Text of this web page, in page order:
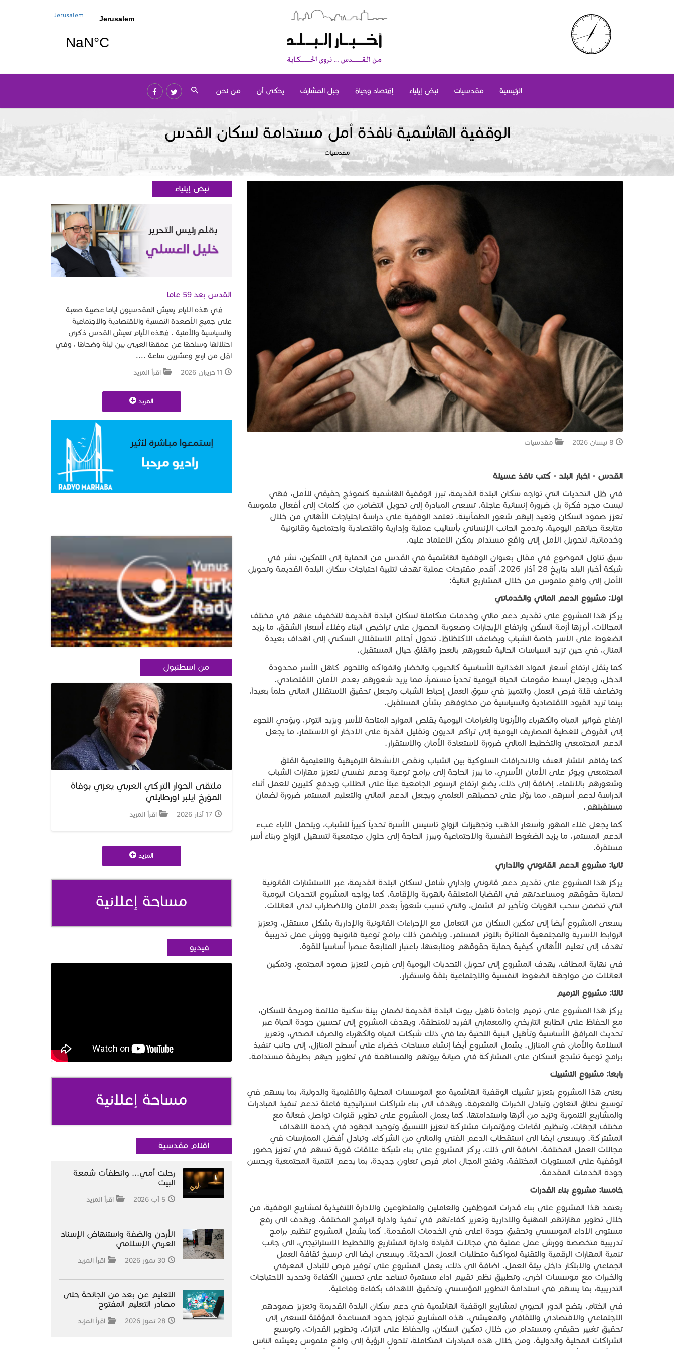
Jerusalem
الرئيسية مقدسيات نبض إيلياء إقتصاد وحياة جبل المشارف يحكى أن من نحن
الوقفية الهاشمية نافذة أمل مستدامة لسكان القدس
مقدسيات
8 نيسان 2026 مقدسيات
القدس - اخبار البلد - كتب نافذ عسيلة
في ظل التحديات التي تواجه سكان البلدة القديمة، تبرز الوقفية الهاشمية كنموذج حقيقي للأمل، فهي
ليست مجرد فكرة بل ضرورة إنسانية عاجلة. تسعى المبادرة إلى تحويل التضامن من كلمات إلى أفعال ملموسة
تعزز صمود السكان وتعيد إليهم شعور الطمأنينة. تعتمد الوقفية على دراسة احتياجات الأهالي من خلال
متابعة حياتهم اليومية، وتدمج الجانب الإنساني بأساليب عملية وإدارية واقتصادية واجتماعية وقانونية
وخدماتية، لتحويل الأمل إلى واقع مستدام يمكن الاعتماد عليه.
سبق تناول الموضوع في مقال بعنوان الوقفية الهاشمية في القدس من الحماية إلى التمكين، نشر في
شبكة أخبار البلد بتاريخ 28 آذار 2026. أقدم مقترحات عملية تهدف لتلبية احتياجات سكان البلدة القديمة وتحويل
الأمل إلى واقع ملموس من خلال المشاريع التالية:
اولا: مشروع الدعم المالي والخدماتي
يركز هذا المشروع على تقديم دعم مالي وخدمات متكاملة لسكان البلدة القديمة للتخفيف عنهم في مختلف
المجالات، أبرزها أزمة السكن وارتفاع الإيجارات وصعوبة الحصول على تراخيص البناء وغلاء أسعار الشقق، ما يزيد
الضغوط على الأسر خاصة الشباب ويضاعف الاكتظاظ. تتحول أحلام الاستقلال السكني إلى أهداف بعيدة
المنال، في حين تزيد السياسات الحالية شعورهم بالعجز والقلق حيال المستقبل.
كما يثقل ارتفاع أسعار المواد الغذائية الأساسية كالحبوب والخضار والفواكه واللحوم كاهل الأسر محدودة
الدخل، ويجعل أبسط مقومات الحياة اليومية تحدياً مستمراً، مما يزيد شعورهم بعدم الأمان الاقتصادي.
وتضاعف قلة فرص العمل والتمييز في سوق العمل إحباط الشباب وتجعل تحقيق الاستقلال المالي حلماً بعيداً،
بينما تزيد القيود الاقتصادية والسياسية من مخاوفهم بشأن المستقبل.
ارتفاع فواتير المياه والكهرباء والأرنونا والغرامات اليومية يقلص الموارد المتاحة للأسر ويزيد التوتر، ويؤدي اللجوء
إلى القروض لتغطية المصاريف اليومية إلى تراكم الديون وتقليل القدرة على الادخار أو الاستثمار، ما يجعل
الدعم المجتمعي والتخطيط المالي ضرورة لاستعادة الأمان والاستقرار.
كما يفاقم انتشار العنف والانحرافات السلوكية بين الشباب ونقص الأنشطة الترفيهية والتعليمية القلق
المجتمعي ويؤثر على الأمان الأسري، ما يبرز الحاجة إلى برامج توعية ودعم نفسي لتعزيز مهارات الشباب
وشعورهم بالانتماء. إضافة إلى ذلك، يضع ارتفاع الرسوم الجامعية عبئاً على الطلاب ويدفع كثيرين للعمل أثناء
الدراسة لدعم أسرهم، مما يؤثر على تحصيلهم العلمي ويجعل الدعم المالي والتعليم المستمر ضرورة لضمان
مستقبلهم.
كما يجعل غلاء المهور وأسعار الذهب وتجهيزات الزواج تأسيس الأسرة تحدياً كبيراً للشباب، ويتحمل الآباء عبء
الدعم المستمر، ما يزيد الضغوط النفسية والاجتماعية ويبرز الحاجة إلى حلول مجتمعية لتسهيل الزواج وبناء أسر
مستقرة.
ثانيا: مشروع الدعم القانوني والاداري
يركز هذا المشروع على تقديم دعم قانوني وإداري شامل لسكان البلدة القديمة، عبر الاستشارات القانونية
لحماية حقوقهم ومساعدتهم في القضايا المتعلقة بالهوية والإقامة. كما يواجه المشروع التحديات اليومية
التي تتضمن سحب الهويات وتأخير لم الشمل، والتي تسبب شعوراً بعدم الأمان والاضطراب لدى العائلات.
يسعى المشروع أيضاً إلى تمكين السكان من التعامل مع الإجراءات القانونية والإدارية بشكل مستقل، وتعزيز
الروابط الأسرية والمجتمعية المتأثرة بالتوتر المستمر. ويتضمن ذلك برامج توعية قانونية وورش عمل تدريبية
تهدف إلى تعليم الأهالي كيفية حماية حقوقهم ومتابعتها، باعتبار المتابعة عنصراً أساسياً للقوة.
في نهاية المطاف، يهدف المشروع إلى تحويل التحديات اليومية إلى فرص لتعزيز صمود المجتمع، وتمكين
العائلات من مواجهة الضغوط النفسية والاجتماعية بثقة واستقرار.
ثالثا: مشروع الترميم
يركز هذا المشروع على ترميم وإعادة تأهيل بيوت البلدة القديمة لضمان بيئة سكنية ملائمة ومريحة للسكان،
مع الحفاظ على الطابع التاريخي والمعماري الفريد للمنطقة. ويهدف المشروع إلى تحسين جودة الحياة عبر
تحديث المرافق الأساسية وتأهيل البنية التحتية بما في ذلك شبكات المياه والكهرباء والصرف الصحي، وتعزيز
السلامة والأمان في المنازل. يشمل المشروع أيضاً إنشاء مساحات خضراء على أسطح المنازل، إلى جانب تنفيذ
برامج توعية تشجع السكان على المشاركة في صيانة بيوتهم والمساهمة في تطوير حيهم بطريقة مستدامة.
رابعا: مشروع التشبيك
يعنى هذا المشروع بتعزيز تشبيك الوقفية الهاشمية مع المؤسسات المحلية والاقليمية والدولية، بما يسهم في
توسيع نطاق التعاون وتبادل الخبرات والمعرفة. ويهدف الى بناء شراكات استراتيجية فاعلة تدعم تنفيذ المبادرات
والمشاريع التنموية وتزيد من أثرها واستدامتها. كما يعمل المشروع على تطوير قنوات تواصل فعالة مع
مختلف الجهات، وتنظيم لقاءات ومؤتمرات مشتركة لتعزيز التنسيق وتوحيد الجهود في خدمة الاهداف
المشتركة. ويسعى ايضا الى استقطاب الدعم الفني والمالي من الشركاء، وتبادل أفضل الممارسات في
مجالات العمل المختلفة. اضافة الى ذلك، يركز المشروع على بناء شبكة علاقات قوية تسهم في تعزيز حضور
الوقفية على المستويات المختلفة، وتفتح المجال امام فرص تعاون جديدة، بما يدعم التنمية المجتمعية ويحسن
جودة الخدمات المقدمة.
خامسا: مشروع بناء القدرات
يعتمد هذا المشروع على بناء قدرات الموظفين والعاملين والمتطوعين والادارة التنفيذية لمشاريع الوقفية، من
خلال تطوير مهاراتهم المهنية والادارية وتعزيز كفاءتهم في تنفيذ وادارة البرامج المختلفة. ويهدف الى رفع
مستوى الاداء المؤسسي وتحقيق جودة اعلى في الخدمات المقدمة. كما يشمل المشروع تنظيم برامج
تدريبية متخصصة وورش عمل عملية في مجالات القيادة وادارة المشاريع والتخطيط الاستراتيجي، الى جانب
تنمية المهارات الرقمية والتقنية لمواكبة متطلبات العمل الحديثة. ويسعى ايضا الى ترسيخ ثقافة العمل
الجماعي والابتكار داخل بيئة العمل. اضافة الى ذلك، يعمل المشروع على توفير فرص للتبادل المعرفي
والخبرات مع مؤسسات اخرى، وتطبيق نظم تقييم اداء مستمرة تساعد على تحسين الكفاءة وتحديد الاحتياجات
التدريبية، بما يسهم في استدامة التطوير المؤسسي وتحقيق الاهداف بكفاءة وفاعلية.
في الختام، يتضح الدور الحيوي لمشاريع الوقفية الهاشمية في دعم سكان البلدة القديمة وتعزيز صمودهم
الاجتماعي والاقتصادي والثقافي والمعيشي. هذه المشاريع تتجاوز حدود المساعدة المؤقتة لتسعى إلى
تحقيق تغيير حقيقي ومستدام من خلال تمكين السكان، والحفاظ على التراث، وتطوير القدرات، وتوسيع
الشراكات المحلية والدولية. ومن خلال هذه المبادرات المتكاملة، تتحول الرؤية إلى واقع ملموس يعيشه الناس
نبض إيلياء
القدس بعد 59 عاما
في هذه الايام يعيش المقدسيون اياما عصيبة صعبة
على جميع الأصعدة النفسية والاقتصادية والاجتماعية
والسياسية والأمنية . فهذه الأيام تعيش القدس ذكرى
احتلالها وسلخها عن عمقها العربي بين ليلة وضحاها ، وفي
اقل من اربع وعشرين ساعة ....
11 حزيران 2026 اقرأ المزيد
المزيد
من اسطنبول
ملتقى الحوار التركي العربي يعزي بوفاة
المؤرخ ايلبر اورطايلي
17 آذار 2026 اقرأ المزيد
المزيد
مساحة إعلانية
فيديو
مساحة إعلانية
أقلام مقدسية
رحلت أمي... وانطفأت شمعة
البيت
5 آب 2026 اقرأ المزيد
الأردن والضفة واستنهاض الإسناد
العربي الإسلامي
30 تموز 2026 اقرأ المزيد
التعليم عن بعد من الجائحة حتى
مصادر التعليم المفتوح
28 تموز 2026 اقرأ المزيد